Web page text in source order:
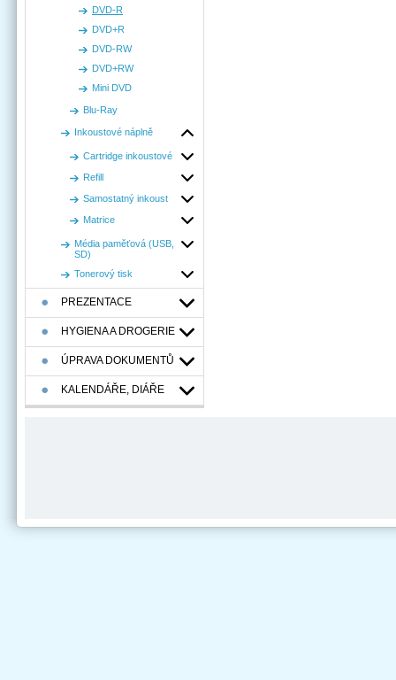
DVD-R
DVD+R
DVD-RW
DVD+RW
Mini DVD
Blu-Ray
Inkoustové náplně
Cartridge inkoustové
Refill
Samostatný inkoust
Matrice
Média paměťová (USB,
SD)
Tonerový tisk
PREZENTACE
HYGIENA A DROGERIE
ÚPRAVA DOKUMENTŮ
KALENDÁŘE, DIÁŘE